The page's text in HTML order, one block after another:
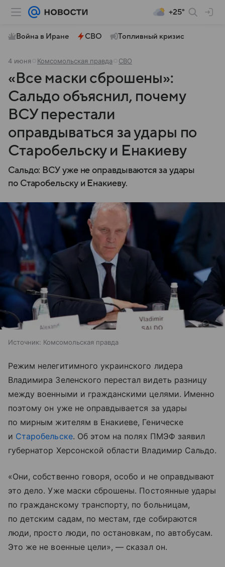
+25°
Война в Иране СВО Топливный кризис
4 июня Комсомольская правда СВО
«Все маски сброшены»:
Сальдо объяснил, почему
ВСУ перестали
оправдываться за удары по
Старобельску и Енакиеву
Сальдо: ВСУ уже не оправдываются за удары
по Старобельску и Енакиеву.
Источник: Комсомольская правда
Режим нелегитимного украинского лидера
Владимира Зеленского перестал видеть разницу
между военными и гражданскими целями. Именно
поэтому он уже не оправдывается за удары
по мирным жителям в Енакиеве, Геническе
и Старобельске. Об этом на полях ПМЭФ заявил
губернатор Херсонской области Владимир Сальдо.
«Они, собственно говоря, особо и не оправдывают
это дело. Уже маски сброшены. Постоянные удары
по гражданскому транспорту, по больницам,
по детским садам, по местам, где собираются
люди, просто люди, по остановкам, по автобусам.
Это же не военные цели», — сказал он.